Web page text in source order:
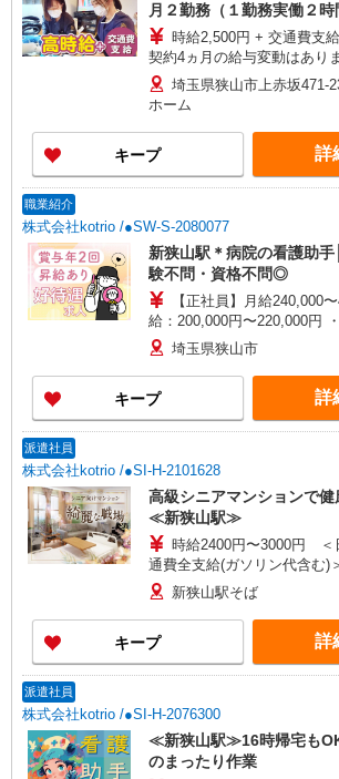
月２勤務（１勤務実働２
日曜日等 ※平日の場合は
時給2,500円 + 交通費支
契約4ヵ月の給与変動はありません。
法：月1回 ◆交通費:一
埼玉県狭山市上赤坂471-
ホーム
キープ 詳
職業紹介
株式会社kotrio /●SW-S-2080077
新狭山駅＊病院の看護助
験不問・資格不問◎
【正社員】月給240,000
給：200,000円〜220,000円
30,000円 ・役職手当：
善手当：20,000〜60,000円（
により変動） ・固定残業手
間） ※固定残業時間を超過す
手当として別途支給 ・夜勤
歓迎 ・認知症介護基礎研修
者研修 ・介護福祉士 など
埼玉県狭山市
キープ 詳
派遣社員
株式会社kotrio /●SI-H-2101628
高級シニアマンションで
≪新狭山駅≫
時給2400円〜3000円 ＜
通費全支給(ガソリン代含む)
新狭山駅そば
キープ 詳
派遣社員
株式会社kotrio /●SI-H-2076300
≪新狭山駅≫16時帰宅も
のまったり作業